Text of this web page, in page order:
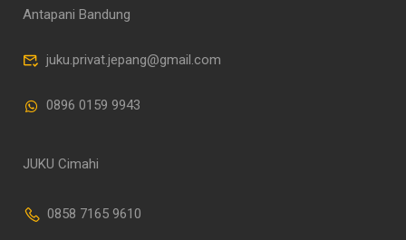
Antapani Bandung
juku.privat.jepang@gmail.com
0896 0159 9943
JUKU Cimahi
0858 7165 9610